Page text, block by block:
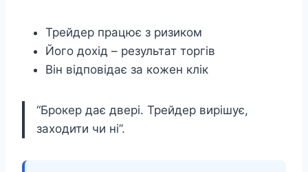
Трейдер працює з ризиком
Його дохід – результат торгів
Він відповідає за кожен клік
“Брокер дає двері. Трейдер вирішує,
заходити чи ні”.